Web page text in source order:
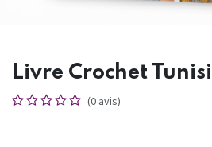
Livre Crochet
(0 avis)